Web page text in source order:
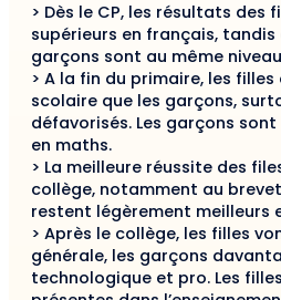
> Dès le CP, les résultats
supérieurs en français, tandis
garçons sont au même
> A la fin du primaire, les
scolaire que les garçons,
défavorisés. Les garçons
en maths.
> La meilleure réussite des
collège, notamment au
restent légèrement meilleurs
> Après le collège, les filles
générale, les garçons
technologique et pro. Les